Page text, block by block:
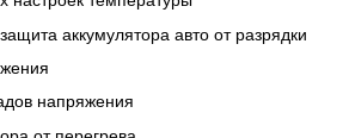
аккумулятора авто от разрядки
напряжения